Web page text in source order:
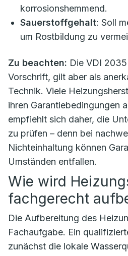
korrosionshemmend.
Sauerstoffgehalt: Soll
um Rostbildung zu
Zu beachten: Die VDI
Vorschrift, gilt aber als
Technik. Viele
ihren Garantiebedingungen
empfiehlt sich daher, die
zu prüfen – denn bei
Nichteinhaltung können
Umständen entfallen.
Wie wird
fachgerecht
Die Aufbereitung des
Fachaufgabe. Ein
zunächst die lokale